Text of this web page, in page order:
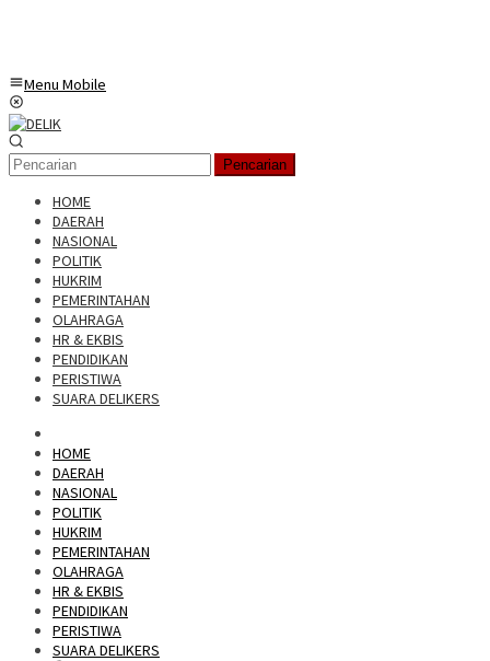
Menu Mobile
Pencarian
HOME
DAERAH
NASIONAL
POLITIK
HUKRIM
PEMERINTAHAN
OLAHRAGA
HR & EKBIS
PENDIDIKAN
PERISTIWA
SUARA DELIKERS
HOME
DAERAH
NASIONAL
POLITIK
HUKRIM
PEMERINTAHAN
OLAHRAGA
HR & EKBIS
PENDIDIKAN
PERISTIWA
SUARA DELIKERS